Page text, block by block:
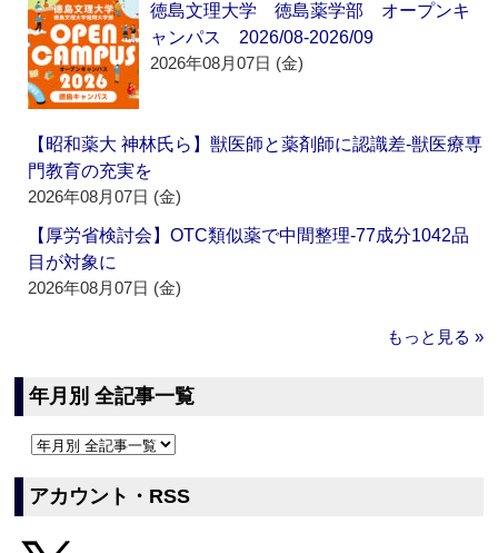
徳島文理大学 徳島薬学部 オープンキ
ャンパス 2026/08-2026/09
2026年08月07日 (金)
【昭和薬大 神林氏ら】獣医師と薬剤師に認識差‐獣医療専
門教育の充実を
2026年08月07日 (金)
【厚労省検討会】OTC類似薬で中間整理‐77成分1042品
目が対象に
2026年08月07日 (金)
もっと見る »
年月別 全記事一覧
アカウント・RSS